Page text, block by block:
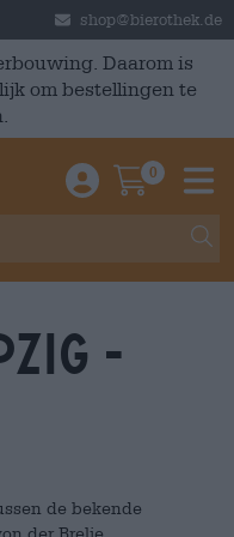
shop@bierothek.de
Daarom is
om bestellingen te
Einloggen /
0
-
de bekende
der Brelie.